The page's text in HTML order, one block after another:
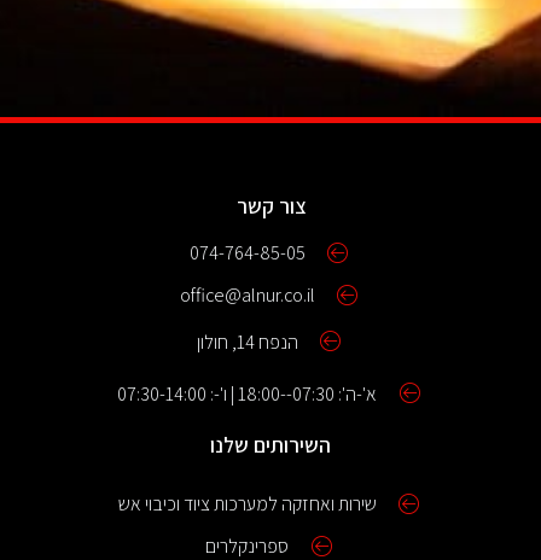
צור קשר
074-764-85-05
office@alnur.co.il
הנפח 14, חולון
א'-ה': 07:30--18:00 | ו'-: 07:30-14:00
השירותים שלנו
שירות ואחזקה למערכות ציוד וכיבוי אש
ספרינקלרים